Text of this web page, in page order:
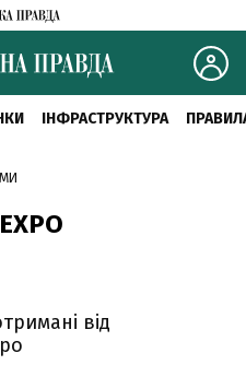
ІНФРАСТРУКТУРА
від